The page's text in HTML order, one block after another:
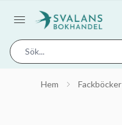
Hem Fackböcker